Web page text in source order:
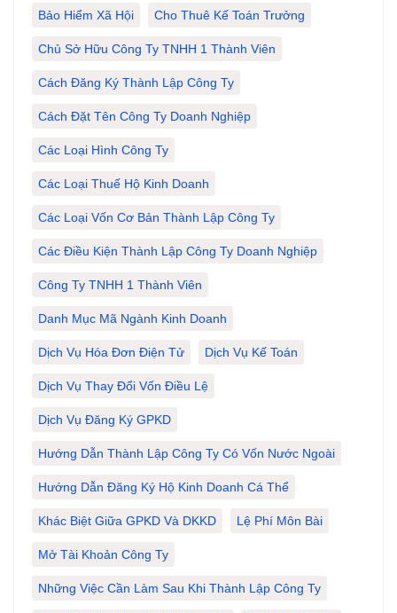
Bảo Hiểm Xã Hội Cho Thuê Kế Toán Trưởng
Chủ Sở Hữu Công Ty TNHH 1 Thành Viên
Cách Đăng Ký Thành Lập Công Ty
Cách Đặt Tên Công Ty Doanh Nghiệp
Các Loại Hình Công Ty
Các Loại Thuế Hộ Kinh Doanh
Các Loại Vốn Cơ Bản Thành Lập Công Ty
Các Điều Kiện Thành Lập Công Ty Doanh Nghiệp
Công Ty TNHH 1 Thành Viên
Danh Mục Mã Ngành Kinh Doanh
Dịch Vụ Hóa Đơn Điện Tử Dịch Vụ Kế Toán
Dịch Vụ Thay Đổi Vốn Điều Lệ
Dịch Vụ Đăng Ký GPKD
Hướng Dẫn Thành Lập Công Ty Có Vốn Nước Ngoài
Hướng Dẫn Đăng Ký Hộ Kinh Doanh Cá Thể
Khác Biệt Giữa GPKD Và DKKD Lệ Phí Môn Bài
Mở Tài Khoản Công Ty
Những Việc Cần Làm Sau Khi Thành Lập Công Ty